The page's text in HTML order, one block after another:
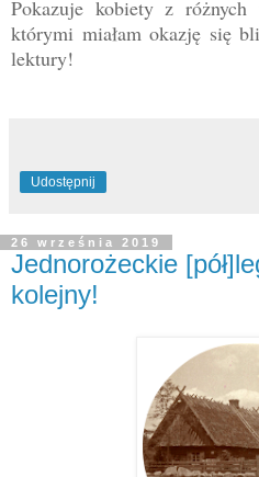
Pokazuje kobiety z różnych
którymi miałam okazję się
lektury!
Udostępnij
26 września 2019
Jednorożeckie
kolejny!